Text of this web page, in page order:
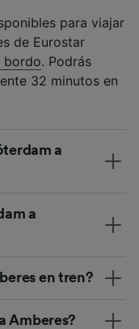
para viajar
de Eurostar
bordo. Podrás
32 minutos en
a
a
en tren?
Amberes?